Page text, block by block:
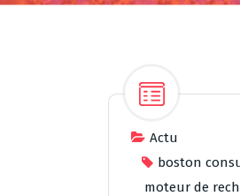
Actu
boston
moteur de